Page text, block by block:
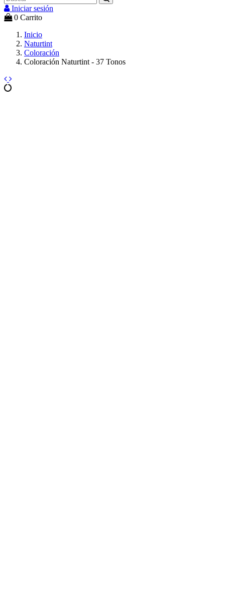
Iniciar sesión
0 Carrito
Inicio
Naturtint
Coloración
Coloración Naturtint - 37 Tonos